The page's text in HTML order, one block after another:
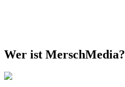
Wer ist MerschMedia?